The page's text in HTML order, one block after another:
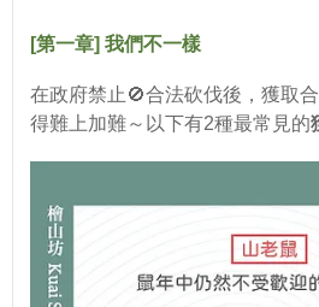
[第一章] 我們不一樣
在政府禁止🚫合法砍伐後，獲取
得難上加難～以下有2種最常見的